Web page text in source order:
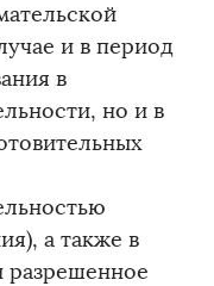
и в период
в
но и в
а также в
разрешенное